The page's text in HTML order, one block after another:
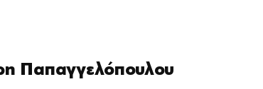
Παπαγγελόπουλου